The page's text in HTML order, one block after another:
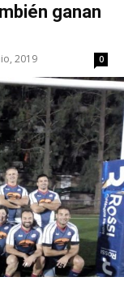
ganan
2019 0